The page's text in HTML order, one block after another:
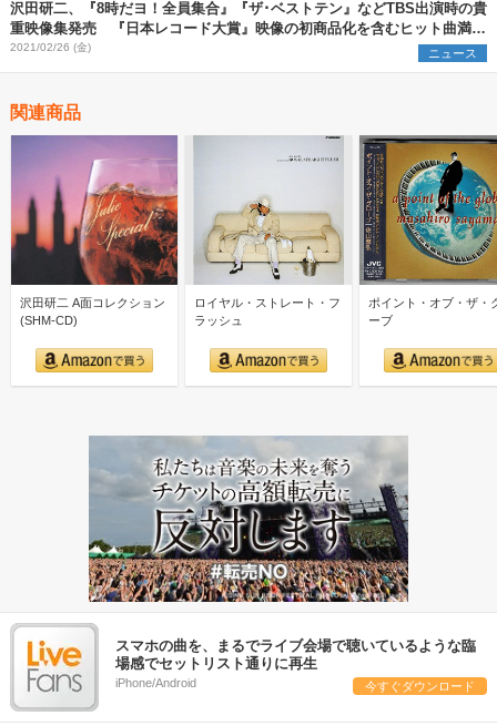
沢田研二、『8時だヨ！全員集合』『ザ･ベストテン』などTBS出演時の貴
重映像集発売 『日本レコード大賞』映像の初商品化を含むヒット曲満載
のDVD7枚組
2021/02/26 (金) ニュース
関連商品
沢田研二 A面コレクション
(SHM-CD)
ロイヤル・ストレート・フ
ラッシュ
ポイント・オブ・ザ・
ーブ
スマホの曲を、まるでライブ会場で聴いているような臨
場感でセットリスト通りに再生
iPhone/Android 今すぐダウンロード